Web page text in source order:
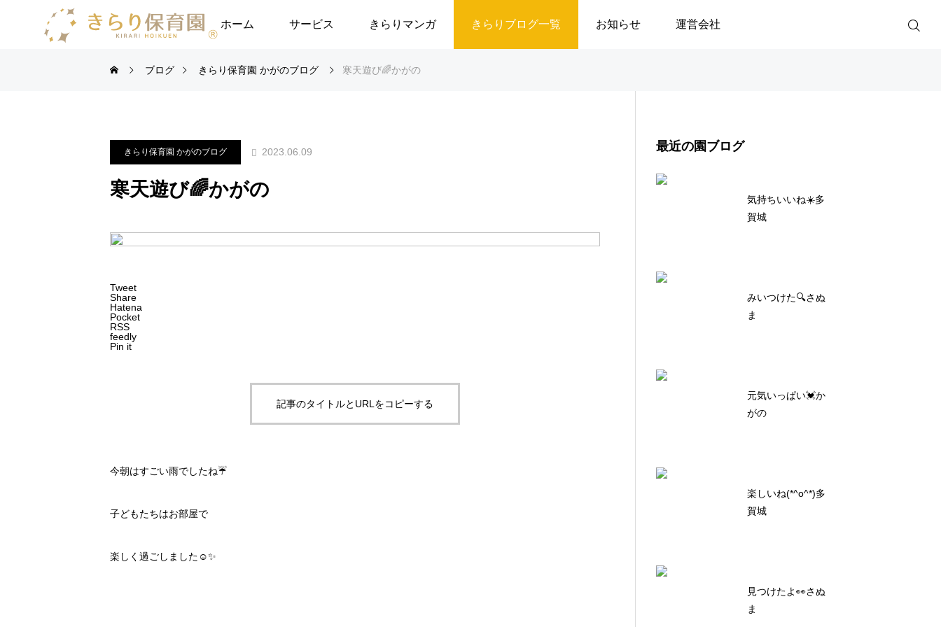
ホーム サービス きらりマンガ きらりブログ一覧 お知らせ 運営会社
ブログ きらり保育園 かがのブログ 寒天遊び🌈かがの
きらり保育園 かがのブログ 2023.06.09
寒天遊び🌈かがの
Tweet
Share
Hatena
Pocket
RSS
feedly
Pin it
記事のタイトルとURLをコピーする
今朝はすごい雨でしたね☔️
子どもたちはお部屋で
楽しく過ごしました☺️✨
最近の園ブログ
気持ちいいね☀️多
賀城
みいつけた🔍さぬ
ま
元気いっぱい💓か
がの
楽しいね(*^o^*)多
賀城
見つけたよ👀さぬ
ま